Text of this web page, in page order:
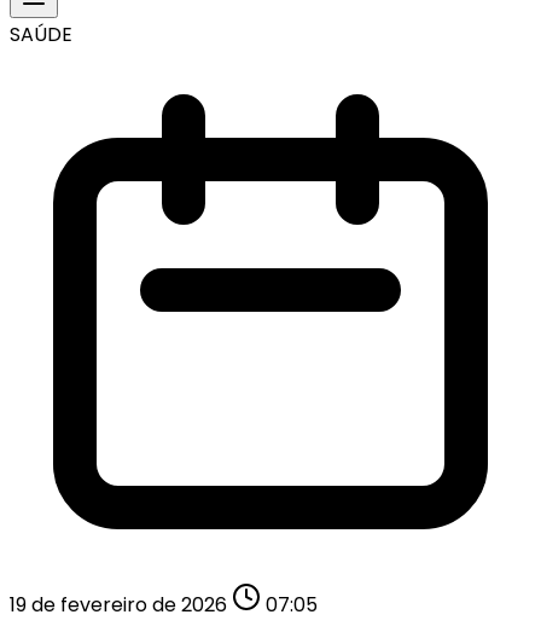
SAÚDE
19 de fevereiro de 2026 07:05